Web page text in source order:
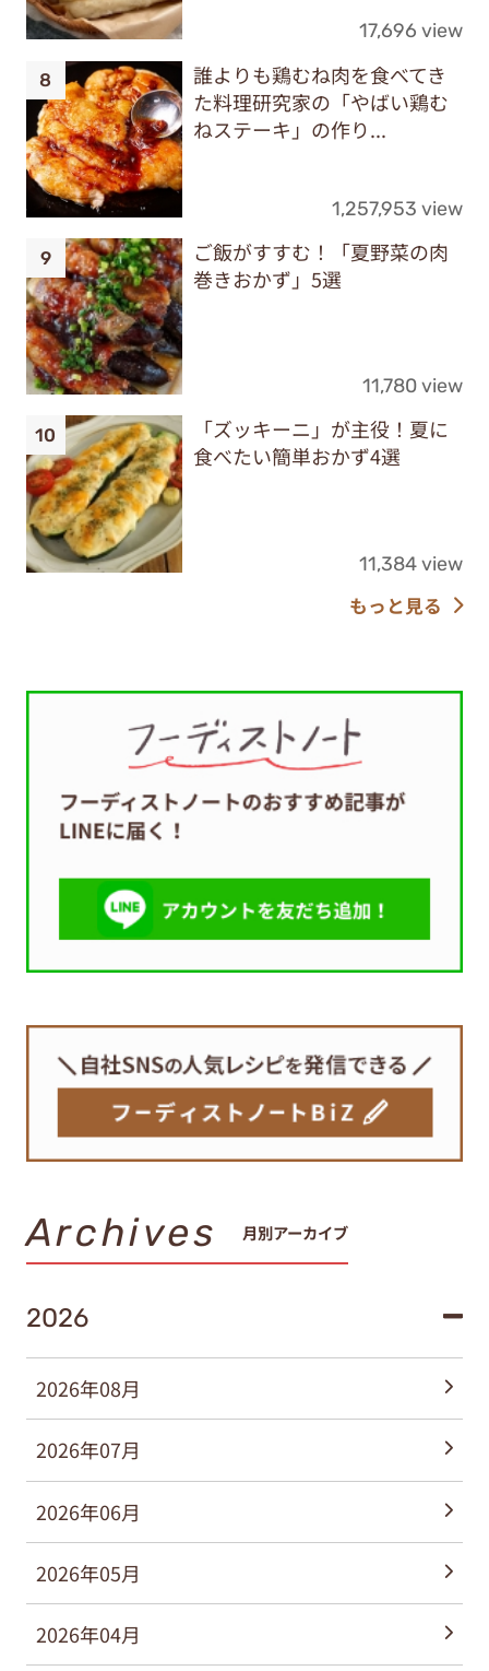
17,696 view
誰よりも鶏むね肉を食べてき
た料理研究家の「やばい鶏む
ねステーキ」の作り...
1,257,953 view
ご飯がすすむ！「夏野菜の肉
巻きおかず」5選
11,780 view
「ズッキーニ」が主役！夏に
食べたい簡単おかず4選
11,384 view
もっと見る
Archives 月別アーカイブ
2026
2026年08月
2026年07月
2026年06月
2026年05月
2026年04月